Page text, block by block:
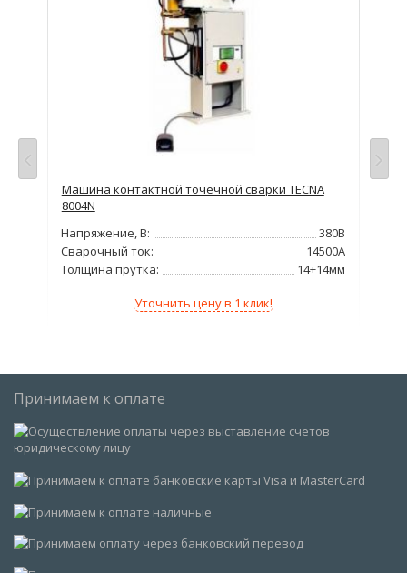
Машина контактной точечной сварки TECNA
8004N
Напряжение, В:
380В
Сварочный ток:
14500А
Толщина прутка:
14+14мм
Уточнить цену в 1 клик!
Принимаем к оплате